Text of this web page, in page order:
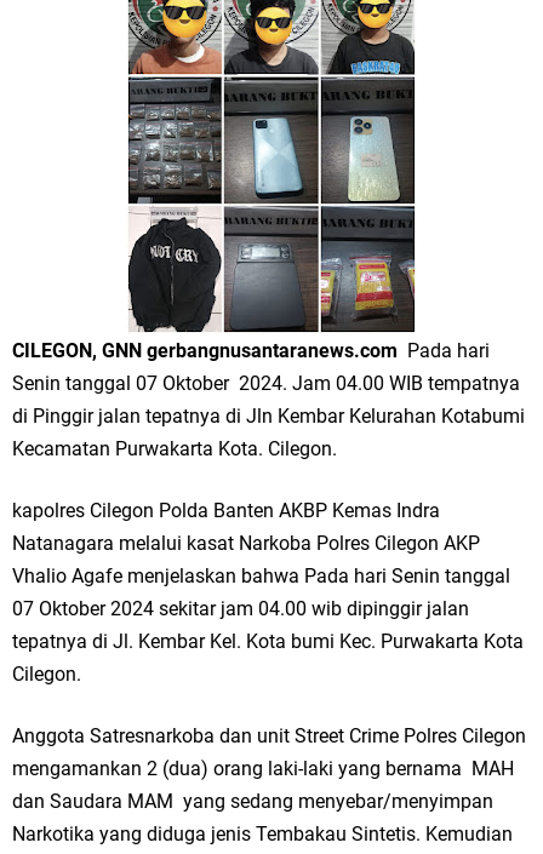
Merawat Alam, Menyelamatkan Bumi
Tumpeng Nasi Krawu Pecahkan Rekor MURI, KWGe Angkat Kuliner
Gresik ke Panggung Dunia
FOZ Jatim, BAZNAS, dan Kemenag Salurkan 22.456 Bingkisan Lebaran
Yatim Serentak di Berbagai Daerah di Jawa Timur
Bupati Gresik Gus Yani Resmikan Kantor Desa Sidoraharjo: Simbol
Komitmen Pelayanan Publik dan Kepedulian Sosial
JKNN
yang Terus Istiqomah
Ketua DPD Golkar Gresik Wongso Negoro Sambut Tahun Baru Islam
1448 H dengan Doa Kedamaian
Wakil Ketua DPRD Gresik Mujid Riduan Sampaikan Doa dan Harapan di
Tahun Baru Islam 1448 H
Selamat Tahun Baru Islam 1 Muharram 1448 H: Pesan Hijrah Drs. H.
Husnul Aqib, M.M. untuk Negeri
CILEGON, GNN gerbangnusantaranews.com Pada hari
Senin tanggal 07 Oktober 2024. Jam 04.00 WIB tempatnya
di Pinggir jalan tepatnya di Jln Kembar Kelurahan Kotabumi
Kecamatan Purwakarta Kota. Cilegon.
kapolres Cilegon Polda Banten AKBP Kemas Indra
Natanagara melalui kasat Narkoba Polres Cilegon AKP
Vhalio Agafe menjelaskan bahwa Pada hari Senin tanggal
07 Oktober 2024 sekitar jam 04.00 wib dipinggir jalan
tepatnya di Jl. Kembar Kel. Kota bumi Kec. Purwakarta Kota
Cilegon.
Anggota Satresnarkoba dan unit Street Crime Polres Cilegon
mengamankan 2 (dua) orang laki-laki yang bernama MAH
dan Saudara MAM yang sedang menyebar/menyimpan
Narkotika yang diduga jenis Tembakau Sintetis. Kemudian